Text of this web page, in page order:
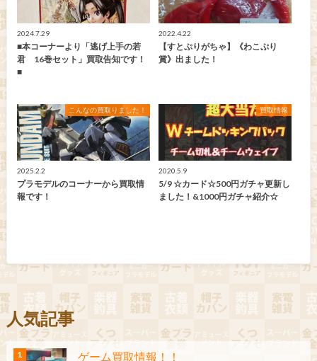
2024.7.29
■本コーナーより「逃げ上手の若
君 16巻セット」買取告知です！
■
2022.4.22
【すとぷりがちゃ】《わこぷり
賞》出ました！
こんなの買取りました！
2025.2.2
プラモデルのコーナーから買取情
報です！
買取情報
2020.5.9
5/9 ☆カード☆500円ガチャ更新し
ました！&1000円ガチャ紹介☆
人気記事
ゲーム買取情報！！